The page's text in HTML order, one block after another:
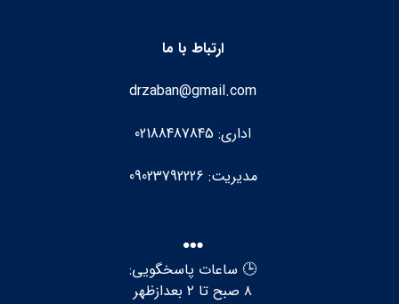
ارتباط با ما
drzaban@gmail.com
اداری: 02188487845
مدیریت: 09023792226
🕒 ساعات پاسخگویی:
۸ صبح تا ۲ بعدازظهر